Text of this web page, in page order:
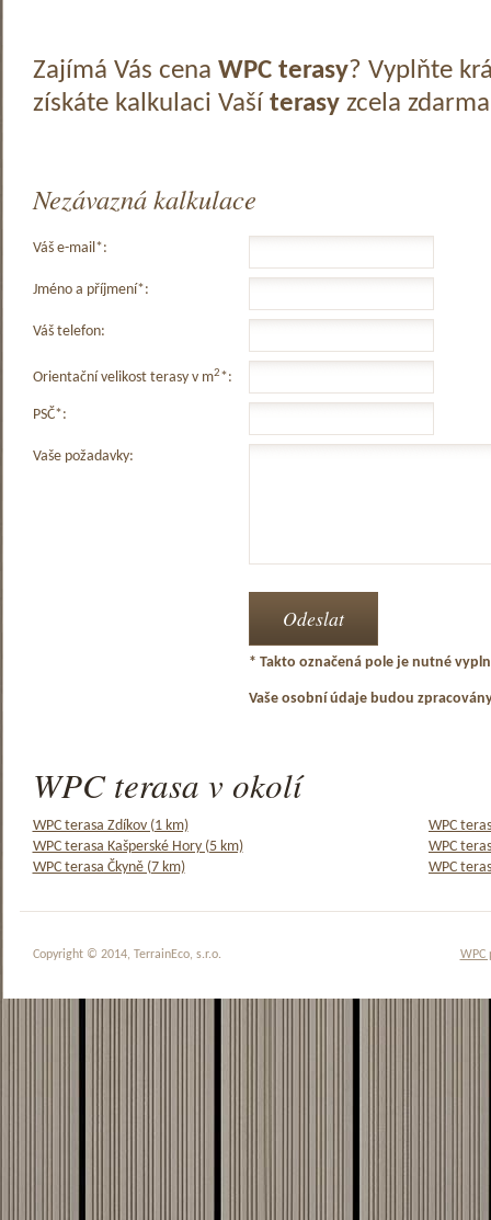
Zajímá Vás cena WPC terasy? Vyplňte
získáte kalkulaci Vaší terasyzcela
Nezávazná kalkulace
Váš e-mail*:
Jméno a příjmení*:
Váš telefon:
Orientační velikost terasy v m2*:
PSČ*:
Vaše požadavky:
* Takto označená pole je nutné
Vaše osobní údaje budou
WPC terasa v okolí
WPC terasa Zdíkov (1 km)
WPC
WPC terasa Kašperské Hory (5 km)
WPC
WPC terasa Čkyně (7 km)
WPC
WPC
Copyright © 2014, TerrainEco, s.r.o.